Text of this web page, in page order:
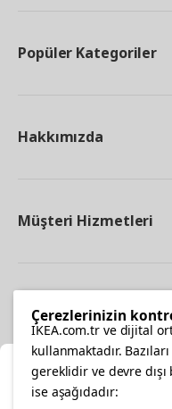
Popüler Kategoriler
Hakkımızda
Müşteri Hizmetleri
Çerezlerinizin
IKEA.com.tr ve dijital
kullanmaktadır.
gereklidir ve devre
ise aşağıdadır: